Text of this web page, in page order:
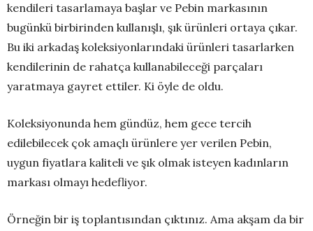
kendileri tasarlamaya başlar ve Pebin markasının
bugünkü birbirinden kullanışlı, şık ürünleri ortaya çıkar.
Bu iki arkadaş koleksiyonlarındaki ürünleri tasarlarken
kendilerinin de rahatça kullanabileceği parçaları
yaratmaya gayret ettiler. Ki öyle de oldu.
Koleksiyonunda hem gündüz, hem gece tercih
edilebilecek çok amaçlı ürünlere yer verilen Pebin,
uygun fiyatlara kaliteli ve şık olmak isteyen kadınların
markası olmayı hedefliyor.
Örneğin bir iş toplantısından çıktınız. Ama akşam da bir